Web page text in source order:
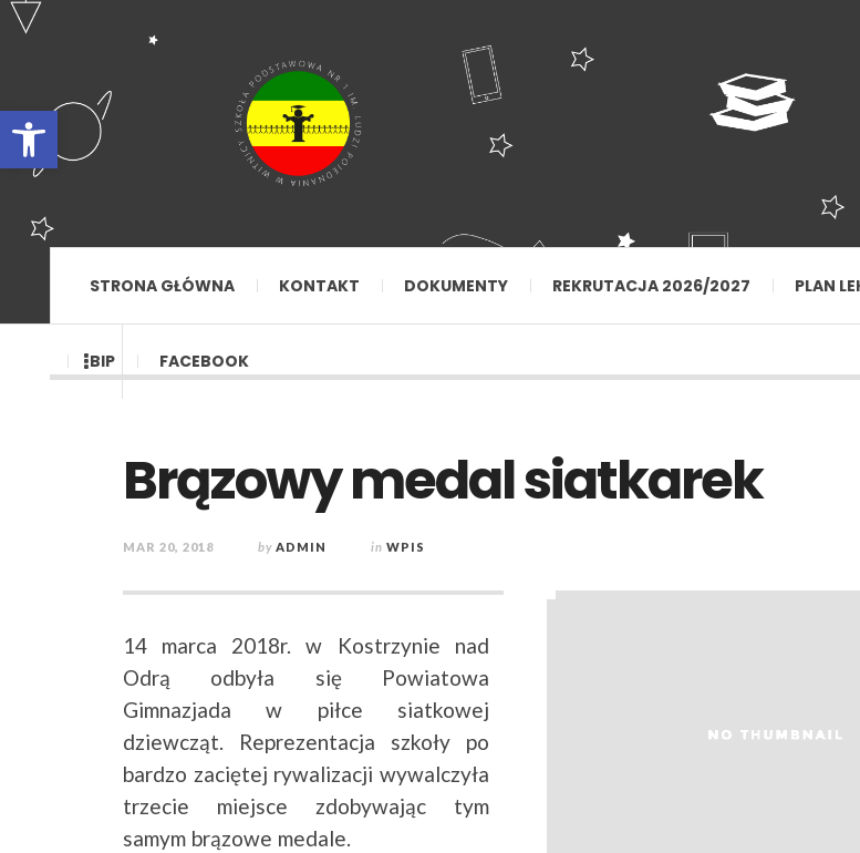
Otwórz pasek narzędzi
STRONA GŁÓWNA KONTAKT DOKUMENTY REKRUTACJA 2026/2027 PLAN
BIP FACEBOOK
Brązowy medal siatkarek
MAR 20, 2018 by ADMIN in WPIS
14 marca 2018r. w Kostrzynie nad
Odrą odbyła się Powiatowa
Gimnazjada w piłce siatkowej
dziewcząt. Reprezentacja szkoły po
bardzo zaciętej rywalizacji wywalczyła
trzecie miejsce zdobywając tym
samym brązowe medale.